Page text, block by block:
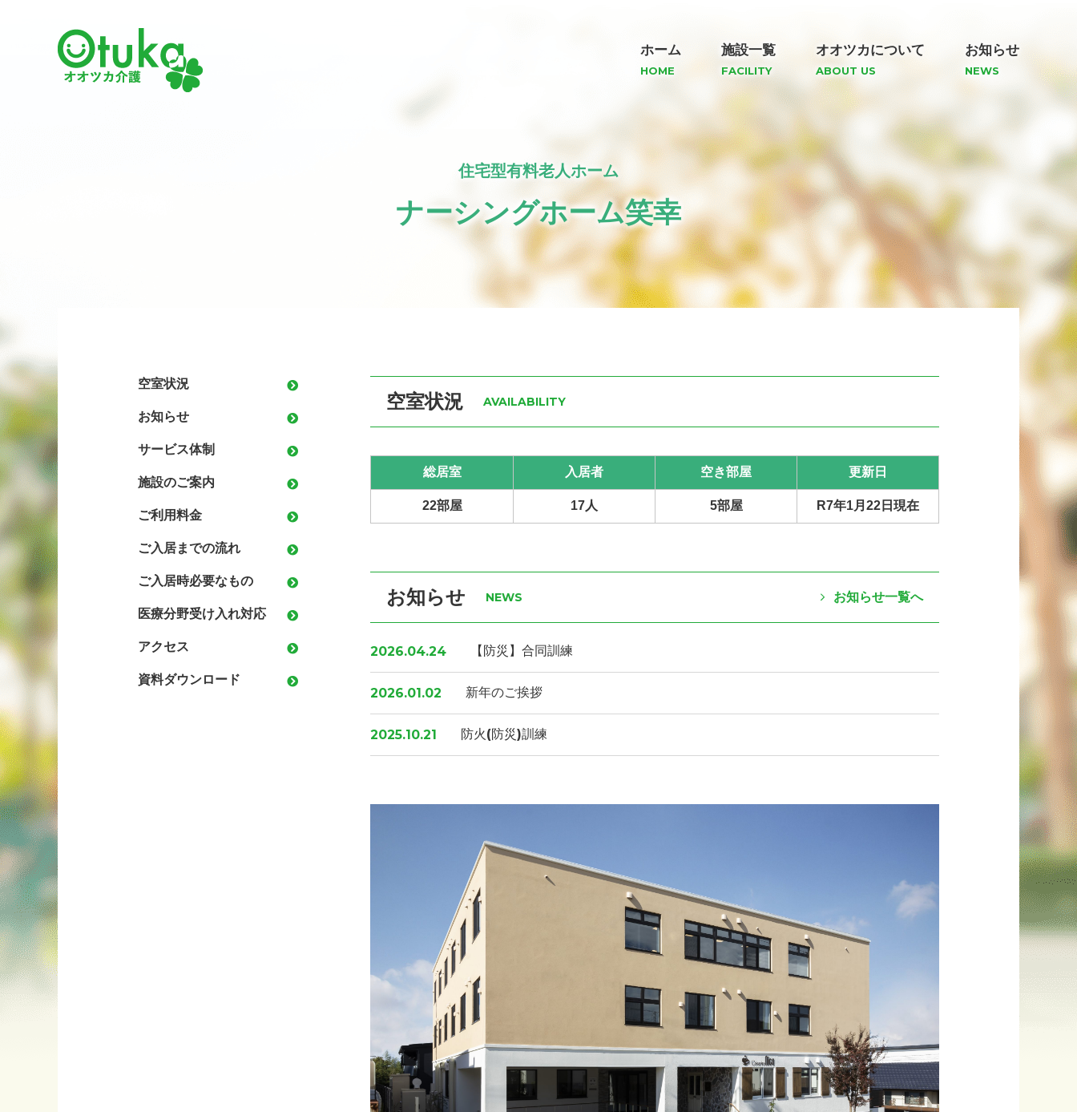
ホーム
HOME
施設一覧
FACILITY
オオツカについて
ABOUT US
お知らせ
NEWS
住宅型有料老人ホーム
ナーシングホーム笑幸
空室状況
お知らせ
サービス体制
施設のご案内
ご利用料金
ご入居までの流れ
ご入居時必要なもの
医療分野受け入れ対応
アクセス
資料ダウンロード
空室状況 AVAILABILITY
総居室 入居者 空き部屋 更新日
22部屋 17人 5部屋 R7年1月22日現在
お知らせ NEWS お知らせ一覧へ
2026.04.24 【防災】合同訓練
2026.01.02 新年のご挨拶
2025.10.21 防火(防災)訓練